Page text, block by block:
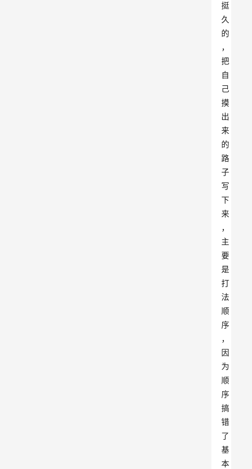
挺
久
的
，
把
自
己
摸
出
来
的
路
子
写
下
来
，
主
要
是
打
法
顺
序
，
因
为
顺
序
搞
错
了
基
本